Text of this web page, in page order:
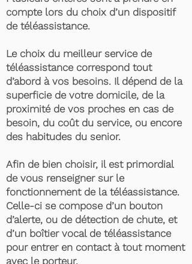
compte lors du choix d’un dispositif
de téléassistance.
Le choix du meilleur service de
téléassistance correspond tout
d’abord à vos besoins. Il dépend de la
superficie de votre domicile, de la
proximité de vos proches en cas de
besoin, du coût du service, ou encore
des habitudes du senior.
Afin de bien choisir, il est primordial
de vous renseigner sur le
fonctionnement de la téléassistance.
Celle-ci se compose d’un bouton
d’alerte, ou de détection de chute, et
d’un boîtier vocal de téléassistance
pour entrer en contact à tout moment
avec le porteur.